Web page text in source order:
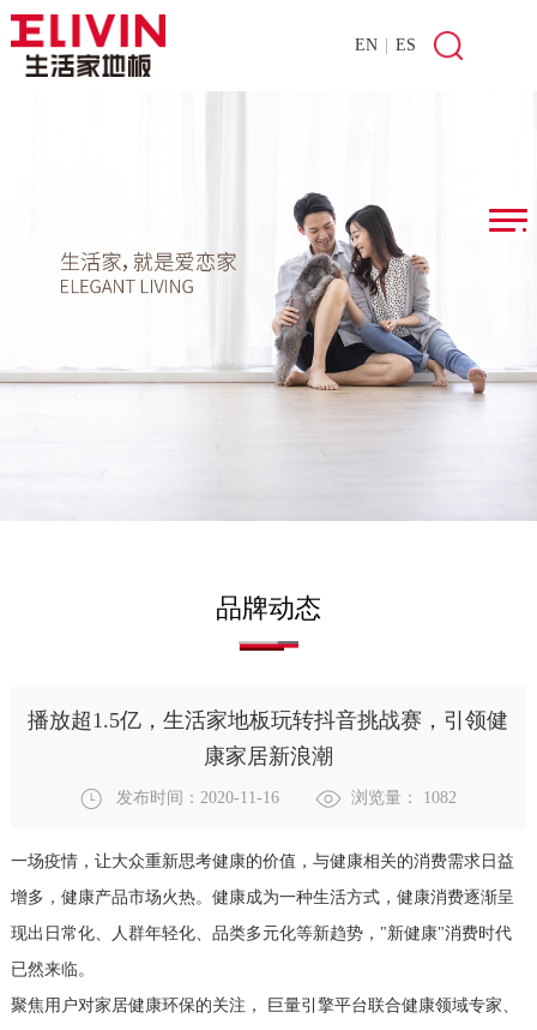
EN ES
品牌动态
播放超1.5亿，生活家地板玩转抖音挑战赛，引领健
康家居新浪潮
发布时间：2020-11-16 浏览量： 1082
一场疫情，让大众重新思考健康的价值，与健康相关的消费需求日益
增多，健康产品市场火热。健康成为一种生活方式，健康消费逐渐呈
现出日常化、人群年轻化、品类多元化等新趋势，"新健康"消费时代
已然来临。
聚焦用户对家居健康环保的关注， 巨量引擎平台联合健康领域专家、